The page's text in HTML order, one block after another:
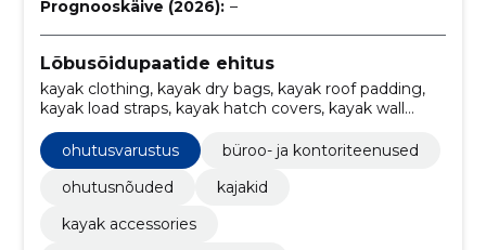
Prognooskäive (2026): –
Lõbusõidupaatide ehitus
kayak clothing, kayak dry bags, kayak roof padding,
kayak load straps, kayak hatch covers, kayak wall
brackets, Klienditeenindus, kontor ja kontoriteenused,
varustus, kayak paddles
ohutusvarustus
büroo- ja kontoriteenused
ohutusnõuded
kajakid
kayak accessories